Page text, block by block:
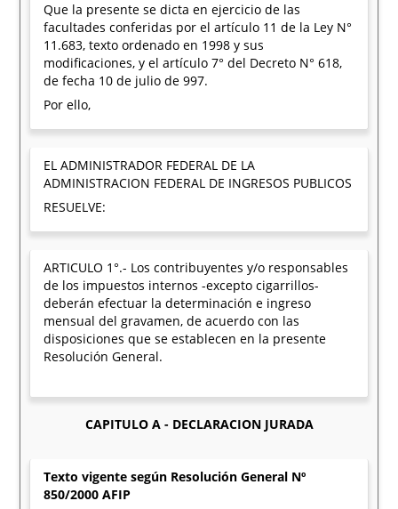
Que la presente se dicta en ejercicio de las
facultades conferidas por el artículo 11 de la Ley N°
11.683, texto ordenado en 1998 y sus
modificaciones, y el artículo 7° del Decreto N° 618,
de fecha 10 de julio de 997.
Por ello,
EL ADMINISTRADOR FEDERAL DE LA
ADMINISTRACION FEDERAL DE INGRESOS PUBLICOS
RESUELVE:
ARTICULO 1°.- Los contribuyentes y/o responsables
de los impuestos internos -excepto cigarrillos-
deberán efectuar la determinación e ingreso
mensual del gravamen, de acuerdo con las
disposiciones que se establecen en la presente
Resolución General.
CAPITULO A - DECLARACION JURADA
Texto vigente según Resolución General Nº
850/2000 AFIP